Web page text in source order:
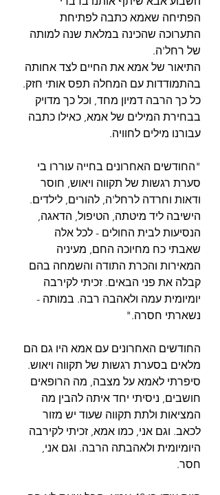
הפתיחה שאמא כתבה לפתיחת
התערוכה שהכינה במלאת שנה למותה
של רחל'ה.
התיאור של אמא את החיים לצד אחותה
בהתמודדות עם המחלה תפס אותי חזק.
כל כך הרבה דמיון מחד, וכל כך מדויק
בבחירת המילים של אמא, כאילו כתבה
עבורנו מילים לחוויה.
"החודשים האחרונים בחייה עוררו בי
סערת רגשות של תקווה ויאוש, חוסר
ודאות וחרדה לרחל'ה, להורים, לילדים.
הישיבה ליד מיטתה, הטיפול, הדאגה,
הנסיעות לבית החולים - לכל אלה
שאבתי כח מחיוכה החם, מעיניה
המאירות והכרת התודה והשמחה בהם
קבלה את פני הבאים. זכיתי לקירבה
יומיומית עמה ולאהבה רבה. במותה -
נשארתי חסרה."
החודשים האחרונים עם אמא היו גם הם
מלאים בסערת רגשות של תקווה ויאוש.
סיפרתי לאמא על מצבה, מה הרופאים
חושבים, ניסיתי יחד איתה להבין מה
המציאות ולתת תקווה שעוד יש מזור
לכאב. וגם אני, כמו אמא, זכיתי לקירבה
היומיומית ולאהבתה הרבה. וגם אני,
חסר.